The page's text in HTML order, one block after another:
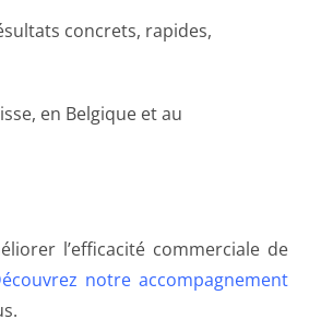
concrets, rapides,
en Belgique et au
l’efficacité commerciale de
notre accompagnement